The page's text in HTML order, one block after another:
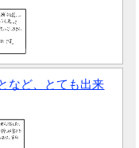
など、とても出来